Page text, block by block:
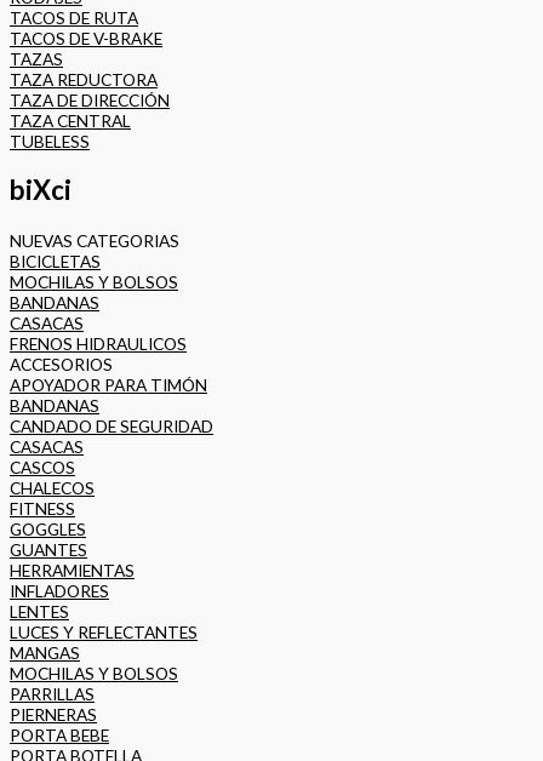
TACOS DE RUTA
TACOS DE V-BRAKE
TAZAS
TAZA REDUCTORA
TAZA DE DIRECCIÓN
TAZA CENTRAL
TUBELESS
biXci
NUEVAS CATEGORIAS
BICICLETAS
MOCHILAS Y BOLSOS
BANDANAS
CASACAS
FRENOS HIDRAULICOS
ACCESORIOS
APOYADOR PARA TIMÓN
BANDANAS
CANDADO DE SEGURIDAD
CASACAS
CASCOS
CHALECOS
FITNESS
GOGGLES
GUANTES
HERRAMIENTAS
INFLADORES
LENTES
LUCES Y REFLECTANTES
MANGAS
MOCHILAS Y BOLSOS
PARRILLAS
PIERNERAS
PORTA BEBE
PORTA BOTELLA